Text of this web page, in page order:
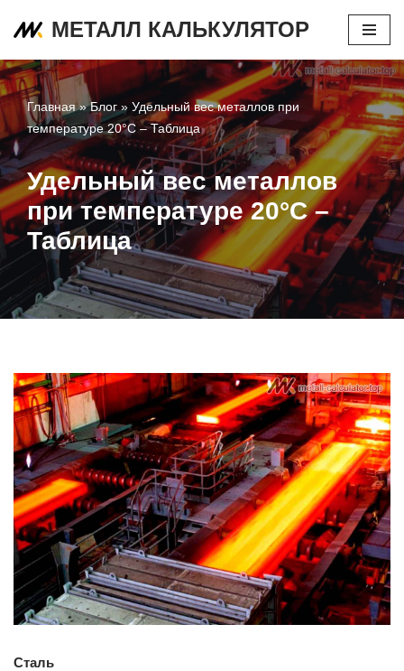
к
содержимому
МЕТАЛЛ КАЛЬКУЛЯТОР
Главная»Блог » Удельный вес металлов при
температуре 20°С – Таблица
Удельный вес металлов
при температуре 20°С –
Таблица
Сталь